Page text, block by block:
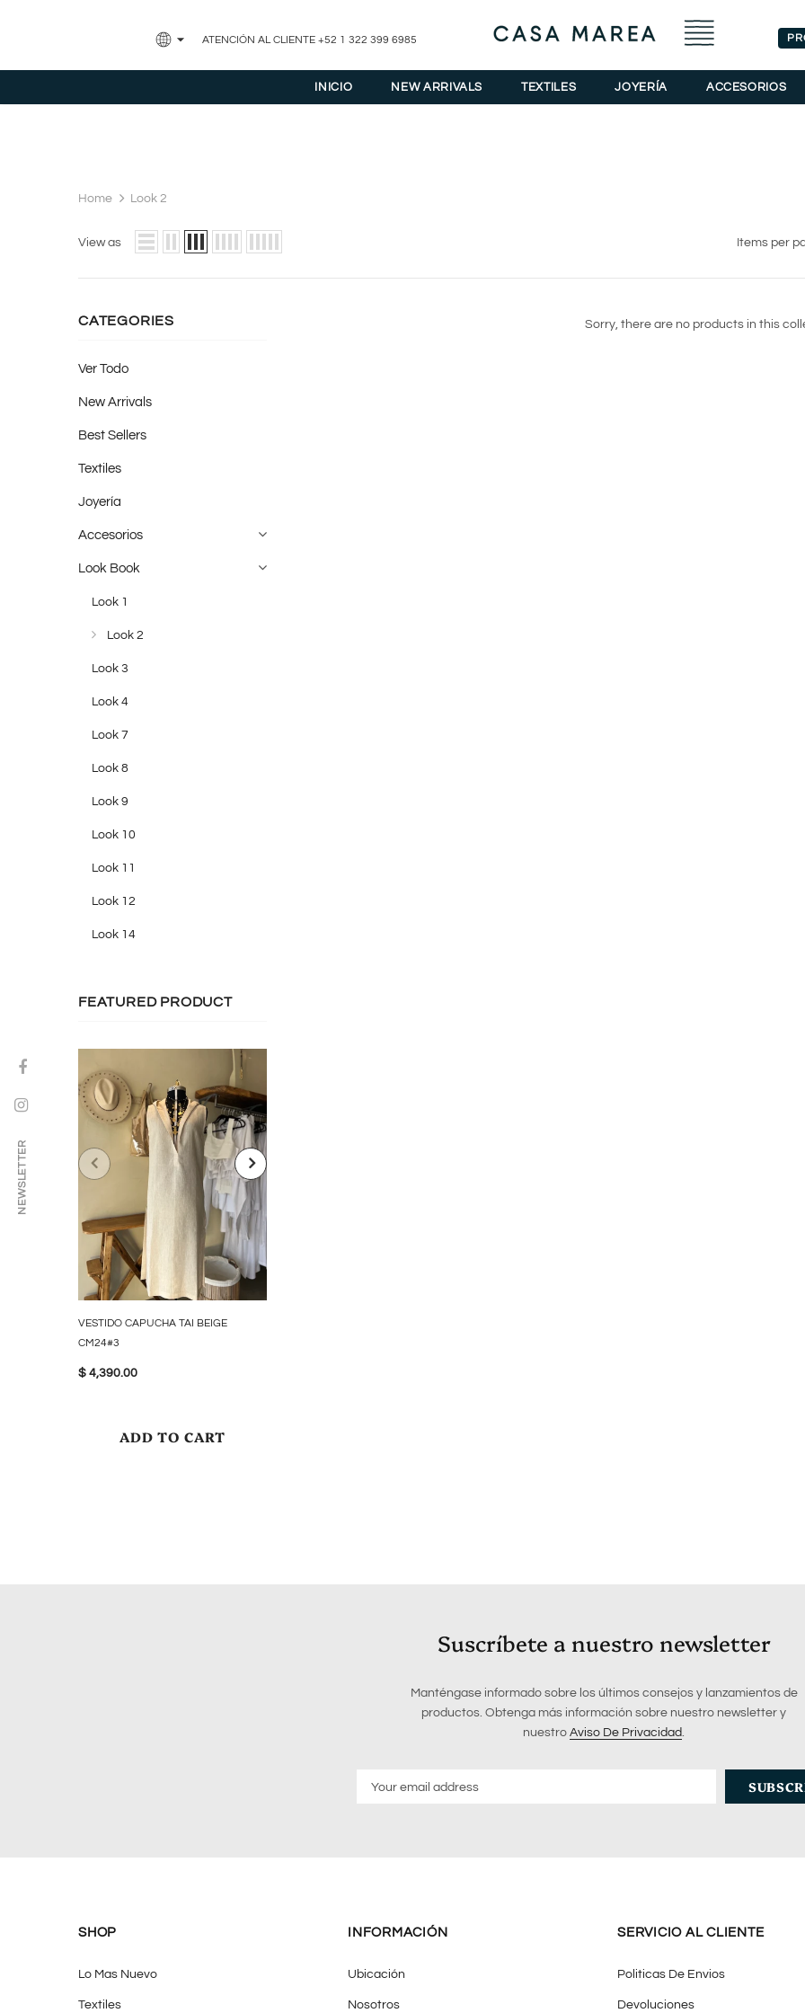
ATENCIÓN AL CLIENTE +52 1 322 399 6985
INICIO NEW ARRIVALS TEXTILES JOYERÍA ACCESORIOS
Home Look 2
View as Items per
CATEGORIES
Ver Todo
New Arrivals
Best Sellers
Textiles
Joyería
Accesorios
Look Book
Look 1
Look 2
Look 3
Look 4
Look 7
Look 8
Look 9
Look 10
Look 11
Look 12
Look 14
FEATURED PRODUCT
VESTIDO CAPUCHA TAI BEIGE
CM24#3
$ 4,390.00
ADD TO CART
Sorry, there are no products in this
Suscríbete a nuestro newsletter
Manténgase informado sobre los últimos consejos y lanzamientos de
productos. Obtenga más información sobre nuestro newsletter y
nuestro Aviso De Privacidad.
SHOP
Lo Mas Nuevo
Textiles
INFORMACIÓN
Ubicación
Nosotros
SERVICIO AL CLIENTE
Politicas De Envios
Devoluciones
NEWSLETTER